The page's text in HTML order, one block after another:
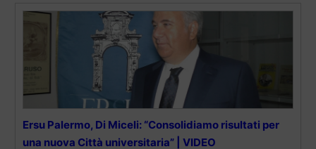
Ersu Palermo, Di Miceli: “Consolidiamo risultati per
una nuova Città universitaria” | VIDEO